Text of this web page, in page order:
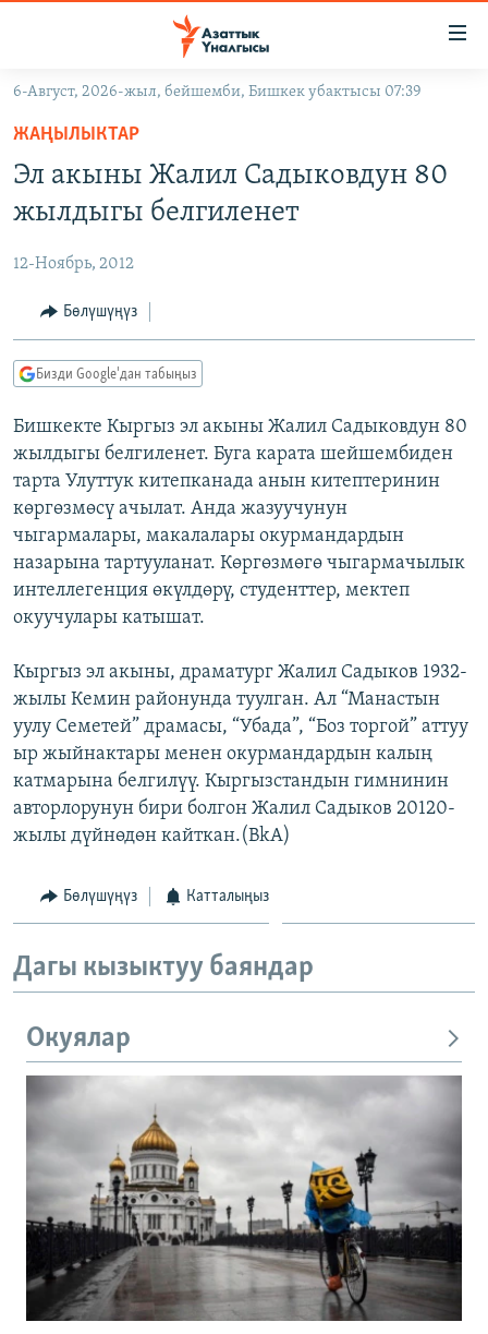
Навигацияга
өтүңүз
Издөөгө
салыңыз
ЭКОНОМИКА
МАДАНИЯТ
БОРБОР АЗИЯ
АТАЙЫН ИЛИКТӨӨ
ТВ ПРОГРАММАЛАР
ЭКСПЕРТТЕР ТАЛДАЙТ
БИЗ ЖАНА ДҮЙНӨ
ДАНИСТЕ
ЭЖЕ-СИҢДИЛЕР
АЗАТТЫК+
ЫҢГАЙСЫЗ СУРООЛОР
ӨЗГӨЧӨ ПИКИР
Русский
ОНЛАЙН ШЕРИНЕ
6-Август, 2026-жыл, бейшемби, Бишкек убактысы 07:39
ЖАҢЫЛЫКТАР
Эл акыны Жалил Садыковдун 80
жылдыгы белгиленет
12-Ноябрь, 2012
Бөлүшүңүз
Бизди Google'дан табыңыз
Бишкекте Кыргыз эл акыны Жалил Садыковдун 80
жылдыгы белгиленет. Буга карата шейшембиден
тарта Улуттук китепканада анын китептеринин
көргөзмөсү ачылат. Анда жазуучунун
чыгармалары, макалалары окурмандардын
назарына тартууланат. Көргөзмөгө чыгармачылык
интеллегенция өкүлдөрү, студенттер, мектеп
окуучулары катышат.
Кыргыз эл акыны, драматург Жалил Садыков 1932-
жылы Кемин районунда туулган. Ал “Манастын
уулу Семетей” драмасы, “Убада”, “Боз торгой” аттуу
ыр жыйнактары менен окурмандардын калың
катмарына белгилүү. Кыргызстандын гимнинин
авторлорунун бири болгон Жалил Садыков 20120-
жылы дүйнөдөн кайткан.(BkA)
Бөлүшүңүз Катталыңыз
Дагы кызыктуу баяндар
Окуялар